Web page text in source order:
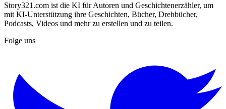
Story321.com ist die KI für Autoren und Geschichtenerzähler, um
mit KI-Unterstützung ihre Geschichten, Bücher, Drehbücher,
Podcasts, Videos und mehr zu erstellen und zu teilen.
Folge uns